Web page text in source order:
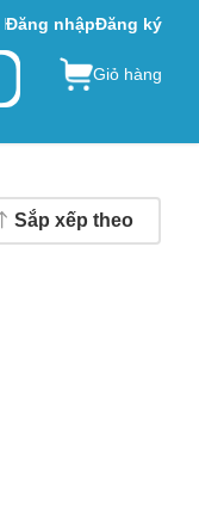
Đăng nhậpĐăng ký
Giỏ hàng
Sắp xếp theo